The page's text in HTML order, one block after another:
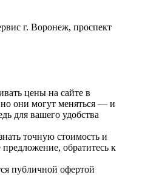
г. Воронеж, проспект
цены на сайте в
они могут меняться — и
для вашего удобства
точную стоимость и
обратитесь к
публичной офертой